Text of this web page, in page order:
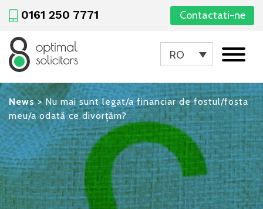
0161 250 7771 Contactati-ne
RO
News>Nu mai sunt legat/a financiar de fostul/fosta
meu/a odată ce divorțăm?